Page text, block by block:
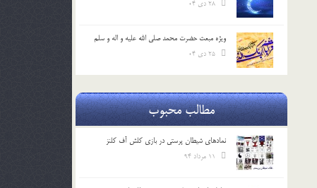
ویژه مبعث حضرت محمد صلی الله علیه و اله و سلم
مطالب محبوب
نمادهای شیطان پرستی در بازی کلش آف کلنز